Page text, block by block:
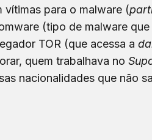
vítimas para o malware (
(tipo de malware
TOR (que acessa a
quem trabalhava no
nacionalidades que não